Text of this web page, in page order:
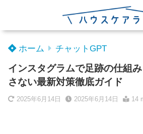
ホーム チャットGPT
インスタグラムで足跡の仕組
さない最新対策徹底ガイド
2025年6月14日 2025年6月14日 14